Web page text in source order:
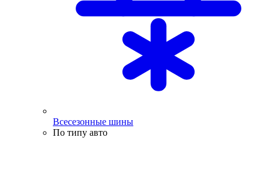
Всесезонные шины
По типу авто